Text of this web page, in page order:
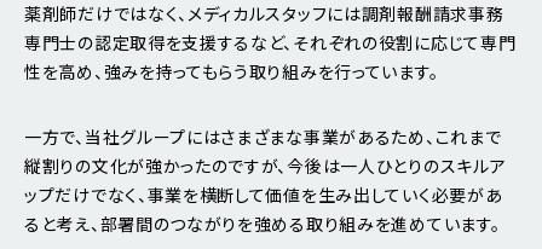
薬剤師だけではなく、メディカルスタッフには調剤報酬請求事務
専門士の認定取得を支援するなど、それぞれの役割に応じて専門
性を高め、強みを持ってもらう取り組みを行っています。
一方で、当社グループにはさまざまな事業があるため、これまで
縦割りの文化が強かったのですが、今後は一人ひとりのスキルア
ップだけでなく、事業を横断して価値を生み出していく必要があ
ると考え、部署間のつながりを強める取り組みを進めています。